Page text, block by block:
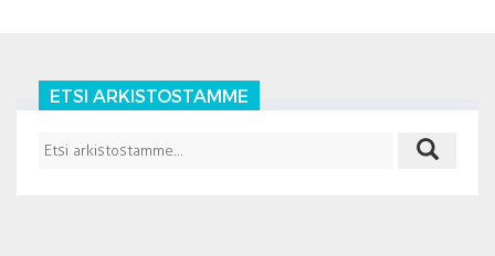
ETSI ARKISTOSTAMME